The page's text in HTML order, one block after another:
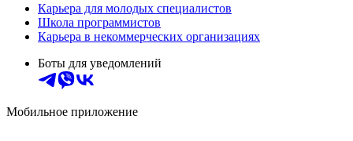
Карьера для молодых специалистов
Школа программистов
Карьера в некоммерческих организациях
Боты для уведомлений
Мобильное приложение